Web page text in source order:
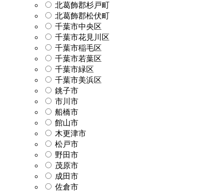
北葛飾郡杉戸町
北葛飾郡松伏町
千葉市中央区
千葉市花見川区
千葉市稲毛区
千葉市若葉区
千葉市緑区
千葉市美浜区
銚子市
市川市
船橋市
館山市
木更津市
松戸市
野田市
茂原市
成田市
佐倉市